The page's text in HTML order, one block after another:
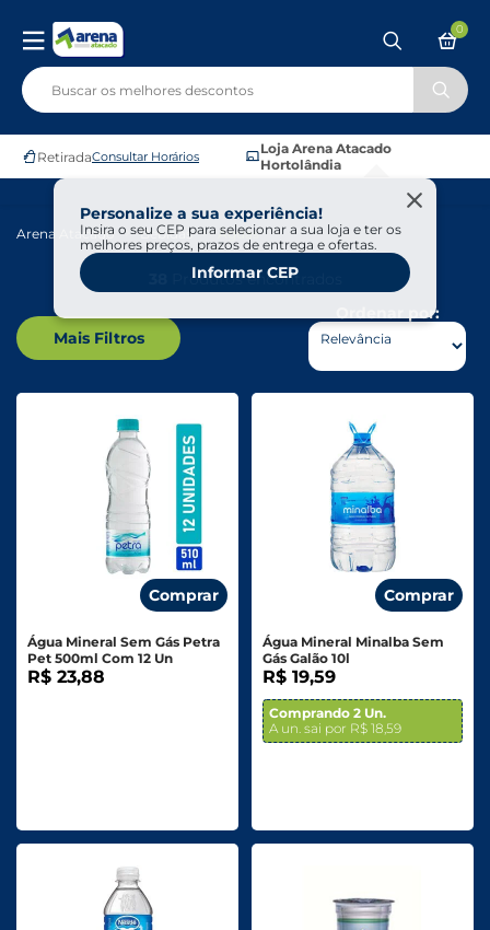
RetiradaConsultar Horários
Loja Arena Atacado
Hortolândia
Personalize a sua experiência!
Insira o seu CEP para selecionar a sua loja e ter os
melhores preços, prazos de entrega e ofertas.
Informar CEP
0
Arena Atacado Bebidas Águas
Produtos encontrados
Mais Filtros
Ordenar por:
Comprar
Água Mineral Sem Gás Petra
Pet 500ml Com 12 Un
R$ 23,88
Comprar
Água Mineral Minalba Sem
Gás Galão 10l
R$ 19,59
Comprando 2 Un.
A un. sai por R$ 18,59